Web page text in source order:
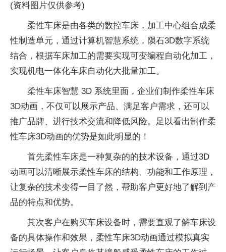
(资料图片仅供参考)
柔性车床是由各类的数控车床，加工中心组合成柔
性制造单元，通过计算机智慧系统，陨石3D数字系统
结合，根据车床加工的需要实现可变编程自动化加工，
实现机电一体化车床自动化大批量加工。
柔性车床智慧 3D 系统里面，企业们制作柔性车床
3D动画，不仅可以展示产品、满足客户需求，还可以
推广品牌、进行技术交流和降低风险。足以看出制作柔
性车床3D动画的优势是如此明显的！
首先柔性车床是一种复杂的的技术设备，通过3D
动画可以清晰展示柔性车床的结构、功能和工作原理，
让复杂的技术变得一目了然，帮助客户更好地了解到产
品的特点和优势。
其次客户在购买车床设备时，需要直观了解车床设
备的具体操作和效果，柔性车床3D动画通过模拟真实